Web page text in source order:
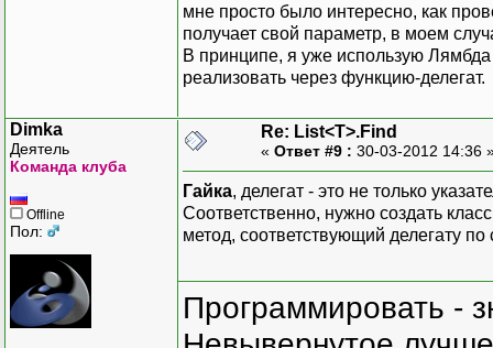
мне просто было интересно, как
получает свой параметр, в моем
В принципе, я уже использую
реализовать через функцию-делегат.
Dimka
Деятель
Команда клуба
Offline
Пол:
Re: List<T>.Find
« Ответ #9 : 30-03-2012 14:36
Гайка, делегат - это не только
Соответственно, нужно создать
метод, соответствующий делегату по
Программировать -